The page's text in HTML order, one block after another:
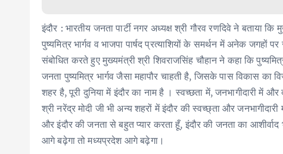
इंदौर : भारतीय जनता पार्टी नगर अध्यक्ष श्री गौरव रणदिवे ने बताया
पुष्यमित्र भार्गव व भाजपा पार्षद प्रत्याशियों के समर्थन में अनेक
संबोधित करते हुए मुख्यमंत्री श्री शिवराजसिंह चौहान ने कहा कि
जनता पुष्यमित्र भार्गव जैसा महापौर चाहती है, जिसके पास विकास का
शहर है, पूरी दुनिया में इंदौर का नाम है । स्वच्छता में, जनभागीदारी में
श्री नरेंद्र मोदी जी भी अन्य शहरों में इंदौर की स्वच्छ्ता और
और इंदौर की जनता से बहुत प्यार करता हूँ, इंदौर की जनता का
आगे बढ़ेगा तो मध्यप्रदेश आगे बढ़ेगा।